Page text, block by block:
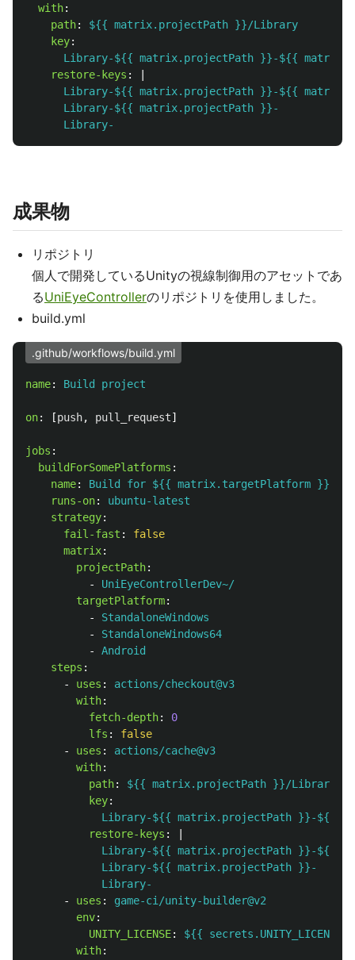
with:
path:
${{ matrix.projectPath }}/Library
key:
Library-${{ matrix.projectPath }}-${{
restore-keys :
Library-${{ matrix.projectPath }}-${{
Library-${{ matrix.projectPath }}-
Library-
成果物
リポジトリ
個人で開発しているUnityの視線制御用のアセットであ
るUniEyeControllerのリポジトリを使用しました。
build.yml
.github/workflows/build.yml
name: Build project
on: [push, pull_request]
jobs :
buildForSomePlatforms :
name:
Build for ${{ matrix.targetPlatform }}
runs-on:
ubuntu-latest
strategy:
fail-fast :
false
matrix:
projectPath:
-
UniEyeControllerDev~/
targetPlatform:
-
StandaloneWindows
-
StandaloneWindows64
-
Android
steps :
-
uses :
actions/checkout@v3
with:
fetch-depth:
0
lfs :
false
-
uses :
actions/cache@v3
with:
path:
${{ matrix.projectPath }}/Library
key:
Library-${{ matrix.projectPath }}-${{
restore-keys :
Library-${{ matrix.projectPath }}-${{
Library-${{ matrix.projectPath }}-
Library-
-
uses :
game-ci/unity-builder@v2
env:
UNITY_LICENSE:
${{ secrets.UNITY_LICENSE
with: